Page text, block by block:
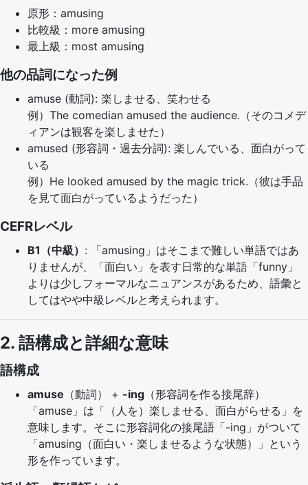
原形：amusing
比較級：more amusing
最上級：most amusing
他の品詞になった例
amuse (動詞): 楽しませる、笑わせる
例）The comedian amused the audience.（そのコメデ
ィアンは観客を楽しませた）
amused (形容詞・過去分詞): 楽しんでいる、面白がって
いる
例）He looked amused by the magic trick.（彼は手品
を見て面白がっているようだった）
CEFRレベル
B1（中級） : 「amusing」はそこまで難しい単語ではあ
りませんが、「面白い」を表す日常的な単語「funny」
よりは少しフォーマルなニュアンスがあるため、語彙と
してはやや中級レベルと考えられます。
2. 語構成と詳細な意味
語構成
amuse （動詞） + -ing （形容詞を作る接尾辞）
「amuse」は「（人を）楽しませる、面白がらせる」を
意味します。そこに形容詞化の接尾語「-ing」がついて
「amusing（面白い・楽しませるような状態）」という
形を作っています。